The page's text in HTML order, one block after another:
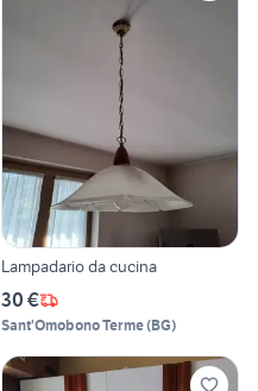
Lampadario da cucina
30 €
Sant'Omobono Terme(BG)